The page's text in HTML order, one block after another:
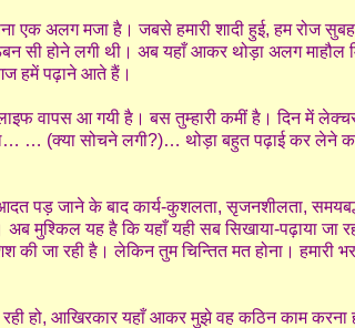
एक अलग मजा है। जबसे हमारी शादी हुई, हम रोज
सी होने लगी थी। अब यहाँ आकर थोड़ा अलग
हमें पढ़ाने आते हैं।
वापस आ गयी है। बस तुम्हारी कमीं है। दिन में
… (क्या सोचने लगी?)… थोड़ा बहुत पढ़ाई कर लेने
पड़ जाने के बाद कार्य-कुशलता, सृजनशीलता,
मुश्किल यह है कि यहाँ यही सब सिखाया-पढ़ाया जा
की जा रही है। लेकिन तुम चिन्तित मत होना।
हो, आखिरकार यहाँ आकर मुझे वह कठिन काम करना